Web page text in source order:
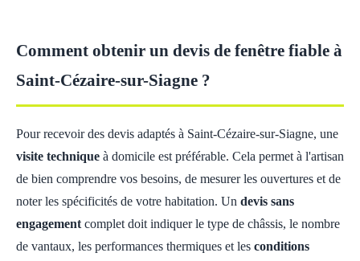
Comment obtenir un devis de fenêtre fiable à
Saint-Cézaire-sur-Siagne ?
Pour recevoir des devis adaptés à Saint-Cézaire-sur-Siagne, une
visite technique à domicile est préférable. Cela permet à l'artisan
de bien comprendre vos besoins, de mesurer les ouvertures et de
noter les spécificités de votre habitation. Un devis sans
engagement complet doit indiquer le type de châssis, le nombre
de vantaux, les performances thermiques et les conditions